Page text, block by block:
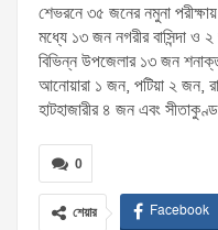
শেভরনে ৩৫ জনের নমুনা
মধ্যে ১৩ জন নগরীর বাসিন্দা ও
বিভিন্ন উপজেলার ১৩ জন
আনোয়ারা ১ জন, পটিয়া ২ জন,
হাটহাজারীর ৪ জন এবং
0
শেয়ার Facebook